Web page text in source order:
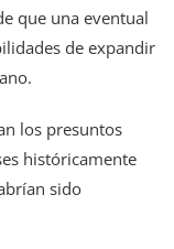
que una eventual
de expandir
los presuntos
históricamente
sido